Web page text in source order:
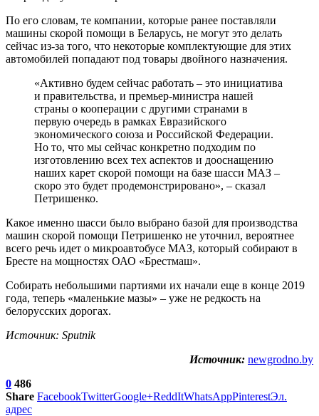
По его словам, те компании, которые ранее поставляли
машины скорой помощи в Беларусь, не могут это делать
сейчас из-за того, что некоторые комплектующие для этих
автомобилей попадают под товары двойного назначения.
«Активно будем сейчас работать – это инициатива
и правительства, и премьер-министра нашей
страны о кооперации с другими странами в
первую очередь в рамках Евразийского
экономического союза и Российской Федерации.
Но то, что мы сейчас конкретно подходим по
изготовлению всех тех аспектов и дооснащению
наших карет скорой помощи на базе шасси МАЗ –
скоро это будет продемонстрировано», – сказал
Петришенко.
Какое именно шасси было выбрано базой для производства
машин скорой помощи Петришенко не уточнил, вероятнее
всего речь идет о микроавтобусе МАЗ, который собирают в
Бресте на мощностях ОАО «Брестмаш».
Собирать небольшими партиями их начали еще в конце 2019
года, теперь «маленькие мазы» – уже не редкость на
белорусских дорогах.
Источник: Sputnik
Источник: newgrodno.by
0 486
Share FacebookTwitterGoogle+ReddItWhatsAppPinterestЭл.
адрес